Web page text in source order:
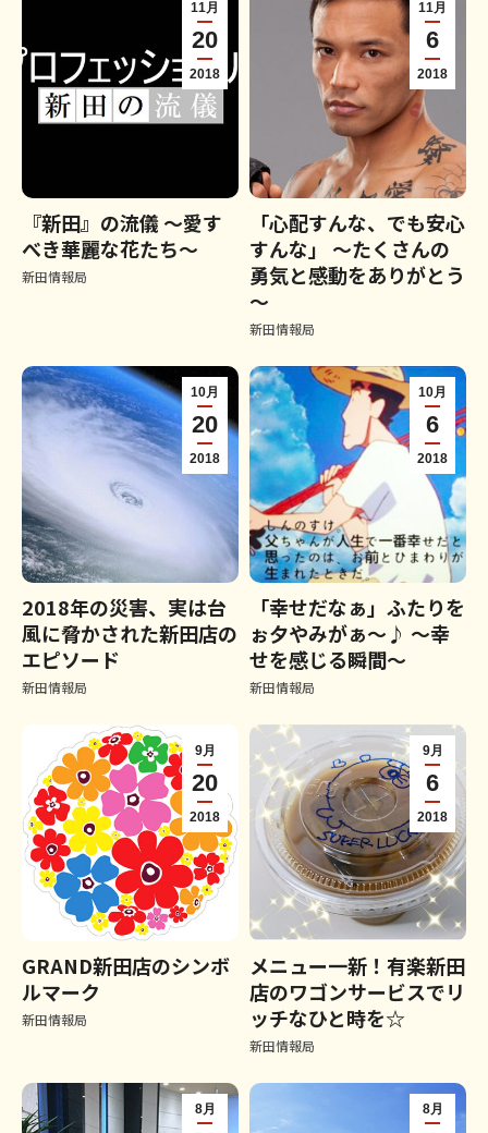
11月
20
2018
『新田』の流儀 ～愛す
べき華麗な花たち～
新田情報局
11月
6
2018
「心配すんな、でも安心
すんな」 ～たくさんの
勇気と感動をありがとう
～
新田情報局
10月
20
2018
2018年の災害、実は台
風に脅かされた新田店の
エピソード
新田情報局
10月
6
2018
「幸せだなぁ」ふたりを
ぉ夕やみがぁ～♪ ～幸
せを感じる瞬間～
新田情報局
9月
20
2018
GRAND新田店のシンボ
ルマーク
新田情報局
9月
6
2018
メニュー一新！有楽新田
店のワゴンサービスでリ
ッチなひと時を☆
新田情報局
8月 8月